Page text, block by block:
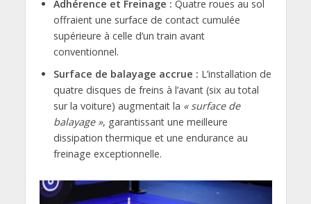
Adhérence et Freinage : Quatre roues au sol
offraient une surface de contact cumulée
supérieure à celle d’un train avant
conventionnel.
Surface de balayage accrue : L’installation de
quatre disques de freins à l’avant (six au total
sur la voiture) augmentait la « surface de
balayage », garantissant une meilleure
dissipation thermique et une endurance au
freinage exceptionnelle.